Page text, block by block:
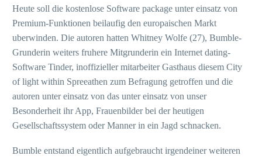
Heute soll die kostenlose Software package unter einsatz von
Premium-Funktionen beilaufig den europaischen Markt
uberwinden. Die autoren hatten Whitney Wolfe (27), Bumble-
Grunderin weiters fruhere Mitgrunderin ein Internet dating-
Software Tinder, inoffizieller mitarbeiter Gasthaus diesem City
of light within Spreeathen zum Befragung getroffen und die
autoren unter einsatz von das unter einsatz von unser
Besonderheit ihr App, Frauenbilder bei der heutigen
Gesellschaftssystem oder Manner in ein Jagd schnacken.
Bumble entstand eigentlich aufgebraucht irgendeiner weiteren